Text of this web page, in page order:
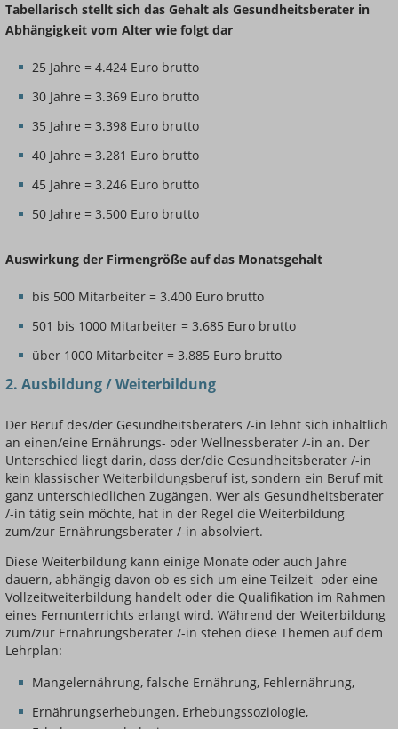
Tabellarisch stellt sich das Gehalt als Gesundheitsberater in
Abhängigkeit vom Alter wie folgt dar
25 Jahre = 4.424 Euro brutto
30 Jahre = 3.369 Euro brutto
35 Jahre = 3.398 Euro brutto
40 Jahre = 3.281 Euro brutto
45 Jahre = 3.246 Euro brutto
50 Jahre = 3.500 Euro brutto
Auswirkung der Firmengröße auf das Monatsgehalt
bis 500 Mitarbeiter = 3.400 Euro brutto
501 bis 1000 Mitarbeiter = 3.685 Euro brutto
über 1000 Mitarbeiter = 3.885 Euro brutto
2. Ausbildung / Weiterbildung
Der Beruf des/der Gesundheitsberaters /-in lehnt sich inhaltlich
an einen/eine Ernährungs- oder Wellnessberater /-in an. Der
Unterschied liegt darin, dass der/die Gesundheitsberater /-in
kein klassischer Weiterbildungsberuf ist, sondern ein Beruf mit
ganz unterschiedlichen Zugängen. Wer als Gesundheitsberater
/-in tätig sein möchte, hat in der Regel die Weiterbildung
zum/zur Ernährungsberater /-in absolviert.
Diese Weiterbildung kann einige Monate oder auch Jahre
dauern, abhängig davon ob es sich um eine Teilzeit- oder eine
Vollzeitweiterbildung handelt oder die Qualifikation im Rahmen
eines Fernunterrichts erlangt wird. Während der Weiterbildung
zum/zur Ernährungsberater /-in stehen diese Themen auf dem
Lehrplan:
Mangelernährung, falsche Ernährung, Fehlernährung,
Ernährungserhebungen, Erhebungssoziologie,